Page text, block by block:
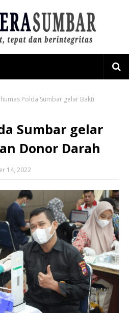
Polda Sumbar gelar Bakti
Sumbar gelar
Donor Darah
14, 2022